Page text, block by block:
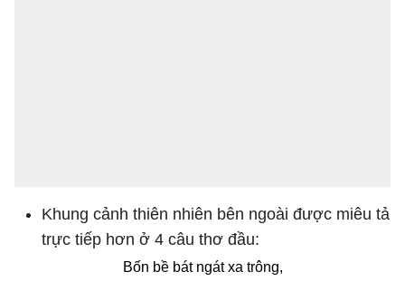
Khung cảnh thiên nhiên bên ngoài được miêu tả
trực tiếp hơn ở 4 câu thơ đầu:
Bốn bề bát ngát xa trông,